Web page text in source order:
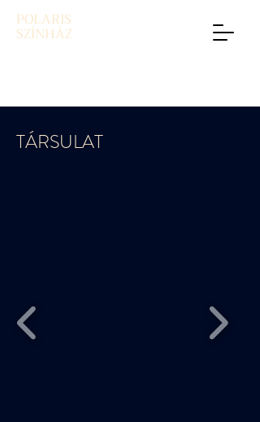
POLARIS
SZÍNHÁZ
TÁRSULAT